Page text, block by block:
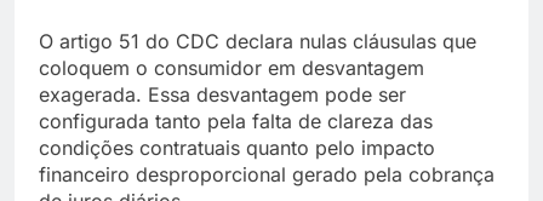
O artigo 51 do CDC declara nulas cláusulas que
coloquem o consumidor em desvantagem
exagerada. Essa desvantagem pode ser
configurada tanto pela falta de clareza das
condições contratuais quanto pelo impacto
financeiro desproporcional gerado pela cobrança